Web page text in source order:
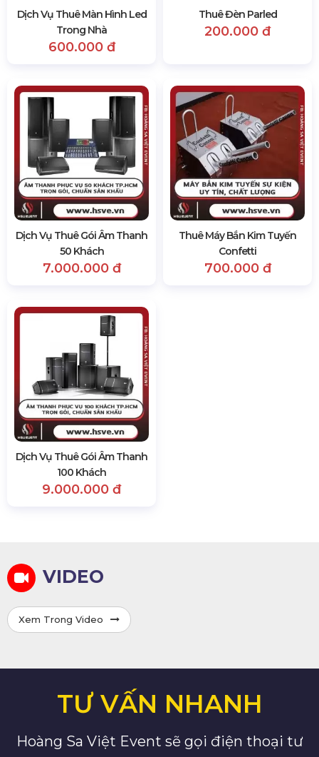
Dịch Vụ Thuê Màn Hình Led
Trong Nhà
600.000 đ
Thuê Đèn Parled
200.000 đ
Dịch Vụ Thuê Gói Âm Thanh
50 Khách
7.000.000 đ
Thuê Máy Bắn Kim Tuyến
Confetti
700.000 đ
Dịch Vụ Thuê Gói Âm Thanh
100 Khách
9.000.000 đ
VIDEO
Xem Trong Video
TƯ VẤN NHANH
Hoàng Sa Việt Event sẽ gọi điện thoại tư